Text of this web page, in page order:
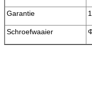
Garantie
Schroefwaaier